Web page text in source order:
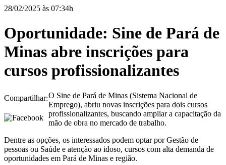
28/02/2025 às 07:34h
Oportunidade: Sine de Pará de
Minas abre inscrições para
cursos profissionalizantes
Compartilhar:O Sine de Pará de Minas (Sistema Nacional de
Emprego), abriu novas inscrições para dois cursos
profissionalizantes, buscando ampliar a capacitação da
mão de obra no mercado de trabalho.
Dentre as opções, os interessados podem optar por Gestão de
pessoas ou Saúde e atenção ao idoso, cursos com alta demanda de
oportunidades em Pará de Minas e região.